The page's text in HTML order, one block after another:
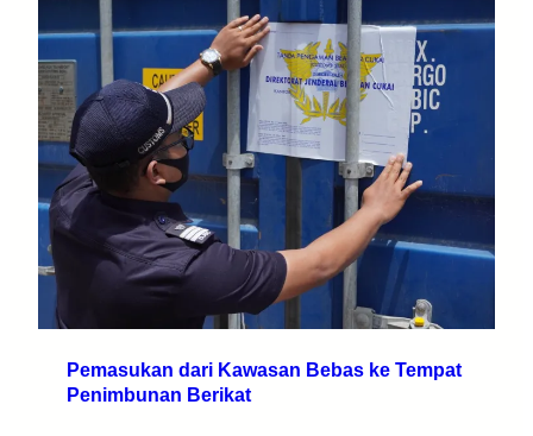
Pemasukan dari Kawasan Bebas ke Tempat
Penimbunan Berikat